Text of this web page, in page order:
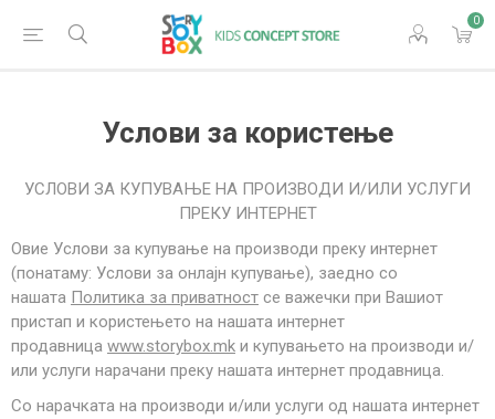
0
Услови за користење
УСЛОВИ ЗА КУПУВАЊЕ НА ПРОИЗВОДИ И/ИЛИ УСЛУГИ
ПРЕКУ ИНТЕРНЕТ
Овие Услови за купување на производи преку интернет
(понатаму: Услови за онлајн купување), заедно со
нашата Политика за приватност се важечки при Вашиот
пристап и користењето на нашата интернет
продавница www.storybox.mk и купувањето на производи и/
или услуги нарачани преку нашата интернет продавница.
Со нарачката на производи и/или услуги од нашата интернет